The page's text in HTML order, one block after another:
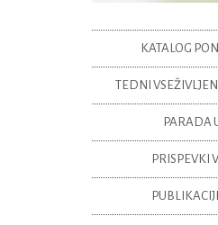
KATALOG
TEDNI
PARADA
PRISPEVKI